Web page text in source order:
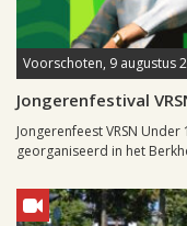
Voorschoten, 9 augustus
Jongerenfestival
Jongerenfeest VRSN
georganiseerd in het